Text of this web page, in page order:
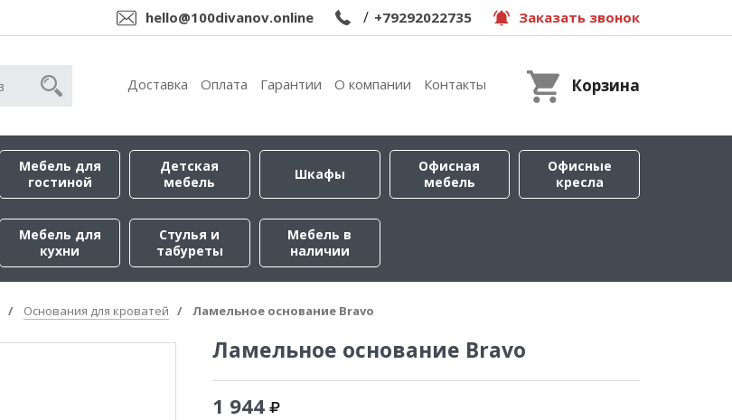
hello@100divanov.online / +79292022735 Заказать звонок
Доставка Оплата Гарантии О компании Контакты Корзина
Мебель для
гостиной
Детская
мебель
Шкафы
Офисная
мебель
Офисные
кресла
Мебель для
кухни
Стулья и
табуреты
Мебель в
наличии
Основания для кроватей Ламельное основание Bravo
Ламельное основание Bravo
1 944